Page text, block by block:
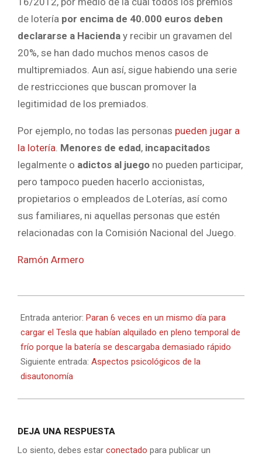
de lotería por encima de 40.000 euros deben
declararse a Hacienda y recibir un gravamen del
20%, se han dado muchos menos casos de
multipremiados. Aun así, sigue habiendo una serie
de restricciones que buscan promover la
legitimidad de los premiados.
Por ejemplo, no todas las personas pueden jugar a
la lotería. Menores de edad, incapacitados
legalmente o adictos al juego no pueden participar,
pero tampoco pueden hacerlo accionistas,
propietarios o empleados de Loterías, así como
sus familiares, ni aquellas personas que estén
relacionadas con la Comisión Nacional del Juego.
Ramón Armero
01-
24
Entrada anterior: Paran 6 veces en un mismo día para
cargar el Tesla que habían alquilado en pleno temporal de
frío porque la batería se descargaba demasiado rápido
Siguiente entrada: Aspectos psicológicos de la
disautonomía
DEJA UNA RESPUESTA
Lo siento, debes estar conectado para publicar un